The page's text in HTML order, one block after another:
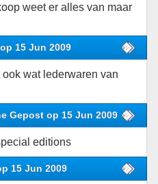
weet er alles van maar
15 Jun 2009
ook wat lederwaren van
Gepost op 15 Jun 2009
editions
15 Jun 2009